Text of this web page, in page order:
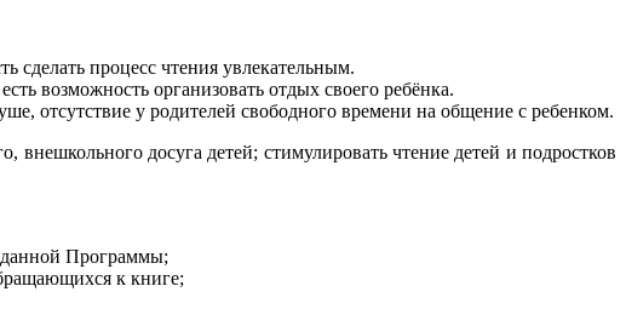
сделать процесс чтения увлекательным.
возможность организовать отдых своего ребёнка.
отсутствие у родителей свободного времени на общение с ребенком.
внешкольного досуга детей; стимулировать чтение детей и подростков
данной Программы;
к книге;